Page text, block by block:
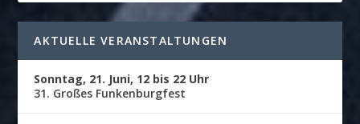
AKTUELLE VERANSTALTUNGEN
Sonntag, 21. Juni, 12 bis 22 Uhr
31. Großes Funkenburgfest